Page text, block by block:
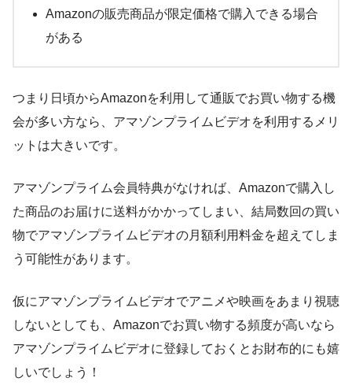
Amazonの販売商品が限定価格で購入できる場合
がある
つまり日頃からAmazonを利用して通販でお買い物する機
会が多い方なら、アマゾンプライムビデオを利用するメリ
ットは大きいです。
アマゾンプライム会員特典がなければ、Amazonで購入し
た商品のお届けに送料がかかってしまい、結局数回の買い
物でアマゾンプライムビデオの月額利用料金を超えてしま
う可能性があります。
仮にアマゾンプライムビデオでアニメや映画をあまり視聴
しないとしても、Amazonでお買い物する頻度が高いなら
アマゾンプライムビデオに登録しておくとお財布的にも嬉
しいでしょう！